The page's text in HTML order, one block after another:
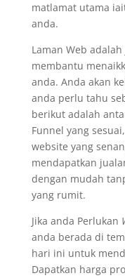
matlamat utama
anda.
Laman Web
membantu
anda. Anda akan
anda perlu tahu
berikut adalah
Funnel yang
website yang
mendapatkan
dengan mudah
yang rumit.
Jika anda Perlukan
anda berada di
hari ini untuk
Dapatkan harga